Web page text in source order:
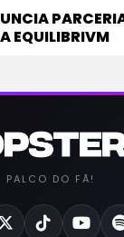
EQUILIBRIVM
PALCO DO FÃ!